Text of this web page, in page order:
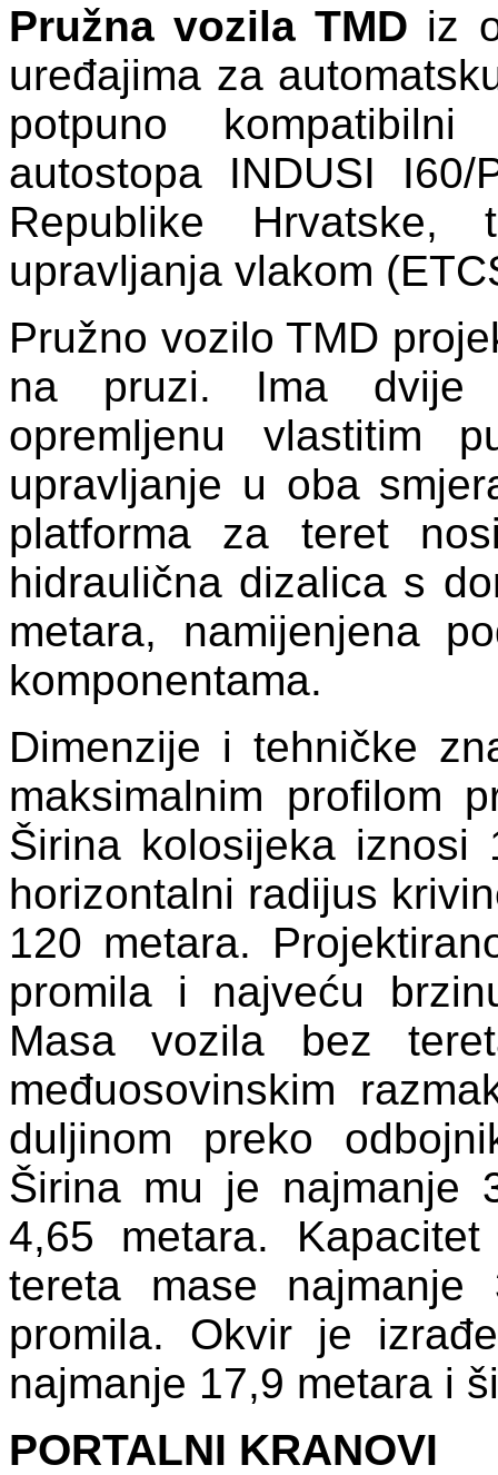
Pružna vozila TMD iz
uređajima za
potpuno
autostopa INDUSI
Republike
upravljanja vlakom
Pružno vozilo TMD
na pruzi. Ima dvije
opremljenu vlastitim
upravljanje u oba
platforma za teret
hidraulična dizalica s
metara, namijenjena
komponentama.
Dimenzije i tehničke
maksimalnim profilom
Širina kolosijeka iznosi
horizontalni radijus
120 metara.
promila i najveću
Masa vozila bez
međuosovinskim
duljinom preko
Širina mu je najmanje
4,65 metara.
tereta mase
promila. Okvir je
najmanje 17,9 metara i
PORTALNI KRANOVI